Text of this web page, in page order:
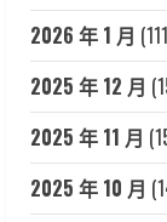
2026 年 1 月
2025 年 12 月
2025 年 11 月
2025 年 10 月